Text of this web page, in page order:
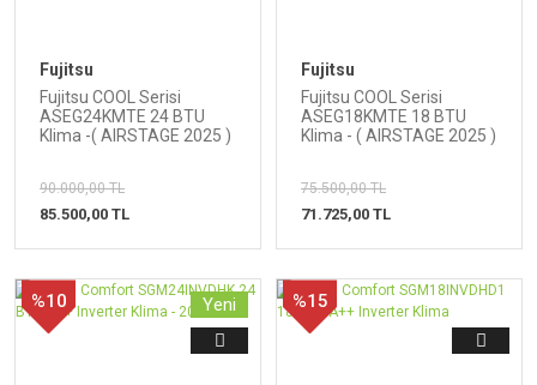
Fujitsu
Fujitsu COOL Serisi
ASEG24KMTE 24 BTU
Klima -( AIRSTAGE 2025 )
90.000,00 TL
85.500,00 TL
Fujitsu
Fujitsu COOL Serisi
ASEG18KMTE 18 BTU
Klima - ( AIRSTAGE 2025 )
75.500,00 TL
71.725,00 TL
%10 Yeni %15